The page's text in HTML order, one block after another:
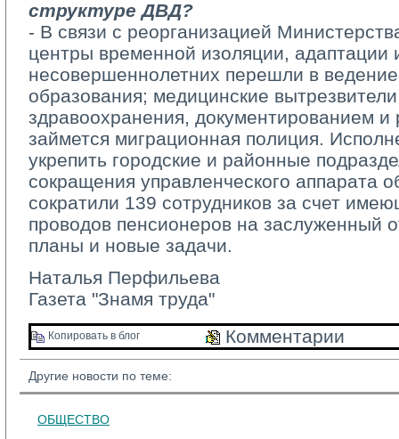
структуре ДВД?
- В связи с реорганизацией
центры временной изоляции, адаптации
несовершеннолетних перешли в
образования; медицинские
здравоохранения, документированием
займется миграционная полиция.
укрепить городские и районные
сокращения управленческого аппарата
сократили 139 сотрудников за счет
проводов пенсионеров на заслуженный
планы и новые задачи.
Наталья Перфильева
Газета "Знамя труда"
Копировать в блог Комментарии
Другие новости по теме:
ОБЩЕСТВО